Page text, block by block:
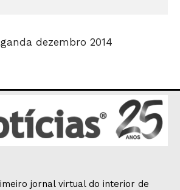
dezembro 2014
jornal virtual do interior de